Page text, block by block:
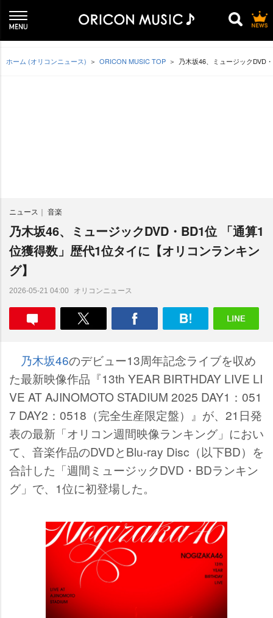
ホーム (オリコンニュース) ORICON MUSIC TOP 乃木坂46、ミュージックDVD
ニュース 音楽
乃木坂46、ミュージックDVD・BD1位 「通算1
位獲得数」歴代1位タイに【オリコンランキン
グ】
2026-05-21 04:00 オリコンニュース
乃木坂46のデビュー13周年記念ライブを収め
た最新映像作品『13th YEAR BIRTHDAY LIVE LI
VE AT AJINOMOTO STADIUM 2025 DAY1：051
7 DAY2：0518（完全生産限定盤）』が、21日発
表の最新「オリコン週間映像ランキング」におい
て、音楽作品のDVDとBlu-ray Disc（以下BD）を
合計した「週間ミュージックDVD・BDランキン
グ」で、1位に初登場した。